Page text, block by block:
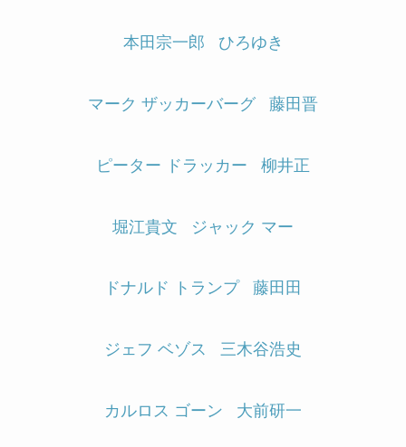
本田宗一郎 ひろゆき
マーク ザッカーバーグ 藤田晋
ピーター ドラッカー 柳井正
堀江貴文 ジャック マー
ドナルド トランプ 藤田田
ジェフ ベゾス 三木谷浩史
カルロス ゴーン 大前研一